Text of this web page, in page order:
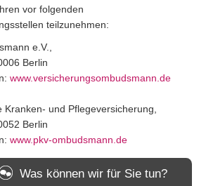
vor folgenden
teilzunehmen:
e.V.,
Berlin
www.versicherungsombudsmann.de
und Pflegeversicherung,
Berlin
www.pkv-ombudsmann.de
Versicherungs- und Anlage-
Was können wir für Sie tun?